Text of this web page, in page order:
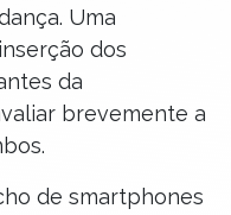
Uma
dos
da
brevemente a
de smartphones